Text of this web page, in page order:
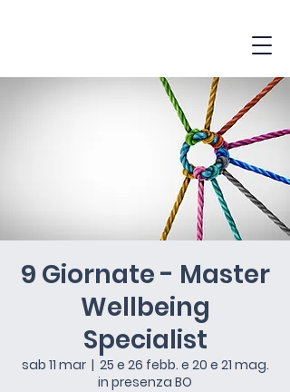
9 Giornate - Master
Wellbeing
Specialist
sab 11 mar
  |
25 e 26 febb. e 20 e 21 mag.
in presenza BO